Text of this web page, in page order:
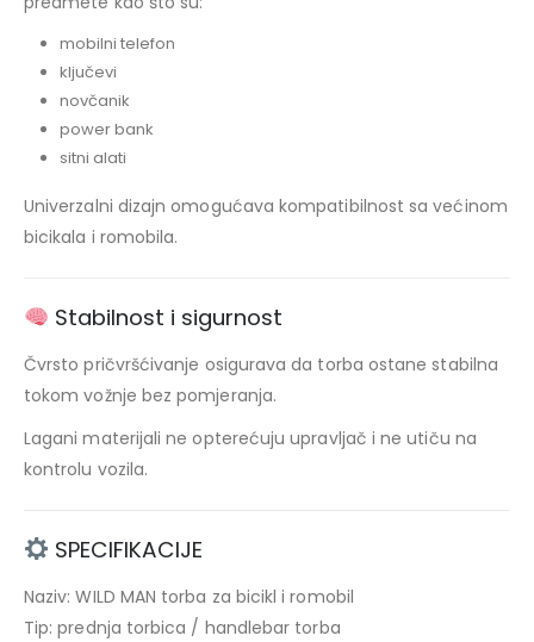
mobilni telefon
ključevi
novčanik
power bank
sitni alati
Univerzalni dizajn omogućava kompatibilnost sa većinom
bicikala i romobila.
Stabilnost i sigurnost
Čvrsto pričvršćivanje osigurava da torba ostane stabilna
tokom vožnje bez pomjeranja.
Lagani materijali ne opterećuju upravljač i ne utiču na
kontrolu vozila.
SPECIFIKACIJE
Naziv: WILD MAN torba za bicikl i romobil
Tip: prednja torbica / handlebar torba